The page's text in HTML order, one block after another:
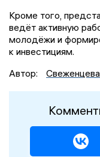
Кроме того,
ведёт активную
молодёжи и
к инвестициям.
Автор: